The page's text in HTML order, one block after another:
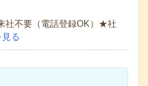
社不要（電話登録OK）★社
る